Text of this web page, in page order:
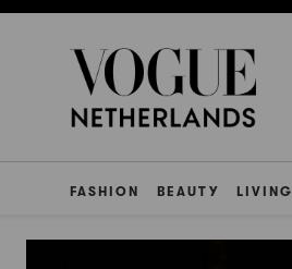
FASHION BEAUTY LIVING